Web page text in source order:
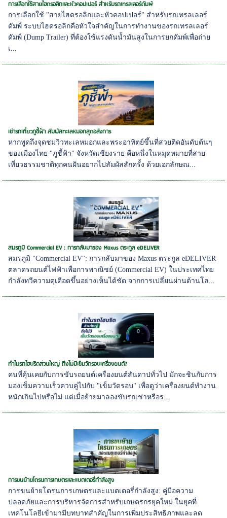
การเลือกใช้สายไฮดรอลิกและหัวคอปเปอร์ สำหรับรถเทรลเลอร์ดัมพ์
การเลือกใช้ "สายไฮดรอลิกและหัวคอปเปอร์" สำหรับรถเทรลเลอร์
ดัมพ์ ระบบไฮดรอลิกคือหัวใจสำคัญในการทำงานของรถเทรลเลอร์
ดัมพ์ (Dump Trailer) ที่ต้องใช้แรงดันน้ำมันสูงในการยกดัมพ์เพื่อถ่าย
เ...
เช่ารถเที่ยวภูชี้ฟ้า สัมผัสทะเลหมอกสุดอลังการ
หากพูดถึงจุดชมวิวทะเลหมอกและพระอาทิตย์ขึ้นที่สวยติดอันดับต้นๆ
ของเมืองไทย "ภูชี้ฟ้า" จังหวัดเชียงราย คือหนึ่งในหมุดหมายที่สาย
เที่ยวธรรมชาติทุกคนฝันอยากไปสัมผัสสักครั้ง ด้วยเอกลักษณ...
สมรภูมิ Commercial EV : การกลับมาของ Maxus ตระกูล eDELIVER
สมรภูมิ "Commercial EV": การกลับมาของ Maxus ตระกูล eDELIVER
ตลาดรถยนต์ไฟฟ้าเพื่อการพาณิชย์ (Commercial EV) ในประเทศไทย
กำลังทวีความดุเดือดขึ้นอย่างเห็นได้ชัด จากการเปลี่ยนผ่านด้านโล...
ทำไมรถไฮบริดส่วนใหญ่ ถึงไม่มีเข็มวัดรอบเครื่องยนต์?
คนที่คุ้นเคยกับการขับรถยนต์เครื่องยนต์สันดาปทั่วไป มักจะชินกับการ
มองเข็มความเร็วควบคู่ไปกับ "เข็มวัดรอบ" เพื่อดูว่าเครื่องยนต์ทำงาน
หนักเกินไปหรือไม่ แต่เมื่อย้ายมาลองขับรถเช่าหรือร...
การขนย้ายโดรนการเกษตรและแบตเตอรี่กำลังสูง
การขนย้ายโดรนการเกษตรและแบตเตอรี่กำลังสูง: คู่มือความ
ปลอดภัยและการบริหารจัดการสำหรับเกษตรกรยุคใหม่ ในยุคที่
เทคโนโลยีเข้ามามีบทบาทสำคัญในการเพิ่มประสิทธิภาพและลด